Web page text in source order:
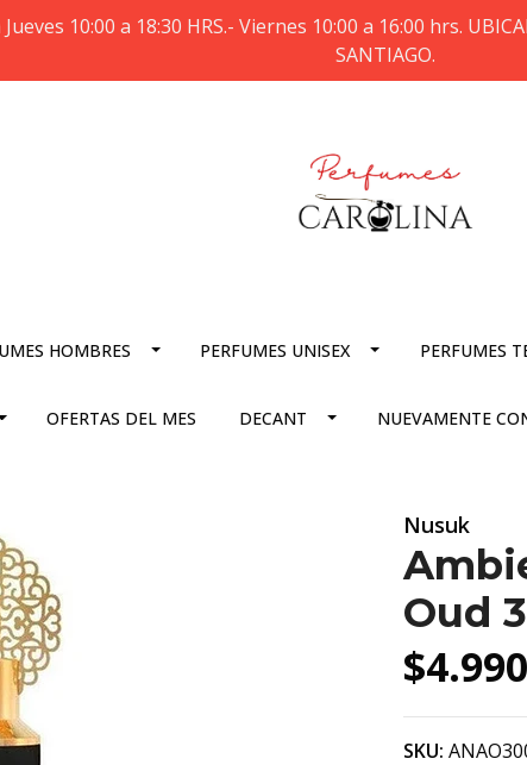
10:00 a 18:30 HRS.- Viernes 10:00 a 16:00 hrs.
SANTIAGO.
HOMBRES PERFUMES UNISEX PERFUMES
OFERTAS DEL MES DECANT NUEVAMENTE
Nusuk
Oud
SKU: